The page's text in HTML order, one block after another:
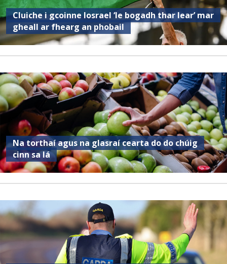
Cluiche i gcoinne Iosrael ‘le bogadh thar lear’ mar
gheall ar fhearg an phobail
Na torthaí agus na glasraí cearta do do chúig
cinn sa lá